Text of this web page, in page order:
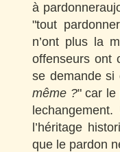
à
"tout
n’ont plus la
offenseurs ont
se demande si
même ?" car le
l’héritage
que le pardon